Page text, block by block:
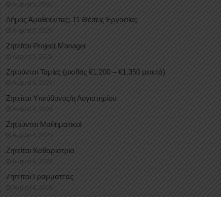
August 5, 2026
Δήμος Αμαθούντας: 11 Θέσεις Εργασίας
August 5, 2026
Ζητείται Project Manager
August 5, 2026
Ζητούνται Ταμίες (μισθός €1.200 – €1.350 μεικτά)
August 5, 2026
Ζητείται Υπεύθυνος/η Λογιστηρίου
August 4, 2026
Ζητούνται Μαθηματικοί
August 4, 2026
Ζητείται Καθαρίστρια
August 4, 2026
Ζητείται Γραμματέας
August 4, 2026